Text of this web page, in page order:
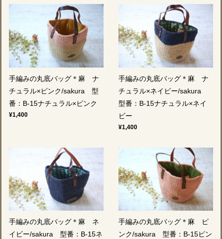
手編みの丸底バッグ＊麻 ナ
チュラル×ピンク/sakura 型
番：B-15ナチュラル×ピンク
¥1,400
手編みの丸底バッグ＊麻 ナ
チュラル×ネイビー/sakura
型番：B-15ナチュラル×ネイ
ビー
¥1,400
手編みの丸底バッグ＊麻 ネ
イビー/sakura 型番：B-15ネ
手編みの丸底バッグ＊麻 ピ
ンク/sakura 型番：B-15ピン